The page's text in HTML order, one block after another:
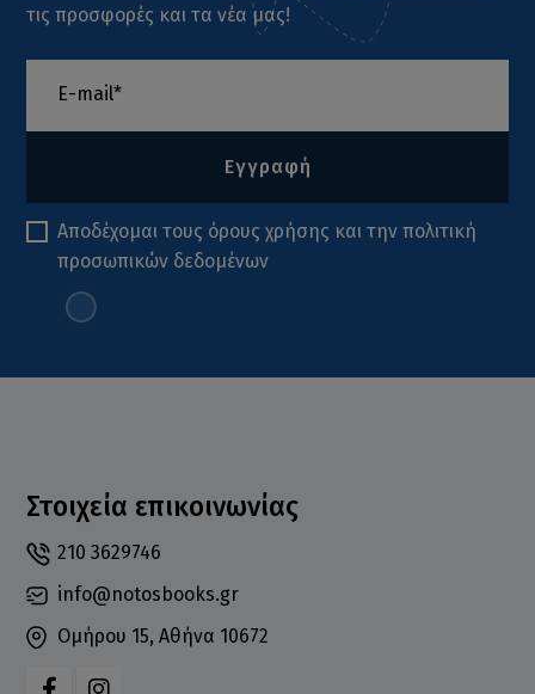
τις προσφορές και τα νέα μας!
Εγγραφή
Αποδέχομαι τους όρους χρήσης και τηνπολιτική
προσωπικών δεδομένων
Στοιχεία επικοινωνίας
210 3629746
info@notosbooks.gr
Ομήρου 15, Αθήνα 10672